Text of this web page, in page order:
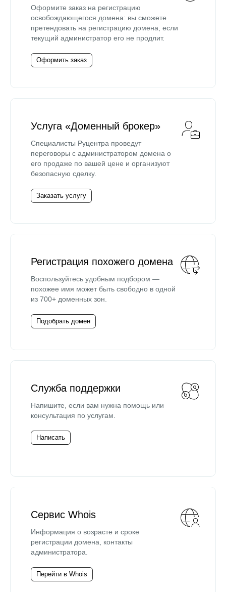
Оформите заказ на регистрацию
освобождающегося домена: вы сможете
претендовать на регистрацию домена, если
текущий администратор его не продлит.
Оформить заказ
Услуга «Доменный брокер»
Специалисты Руцентра проведут
переговоры с администратором домена о
его продаже по вашей цене и организуют
безопасную сделку.
Заказать услугу
Регистрация похожего домена
Воспользуйтесь удобным подбором —
похожее имя может быть свободно в одной
из 700+ доменных зон.
Подобрать домен
Служба поддержки
Напишите, если вам нужна помощь или
консультация по услугам.
Написать
Сервис Whois
Информация о возрасте и сроке
регистрации домена, контакты
администратора.
Перейти в Whois